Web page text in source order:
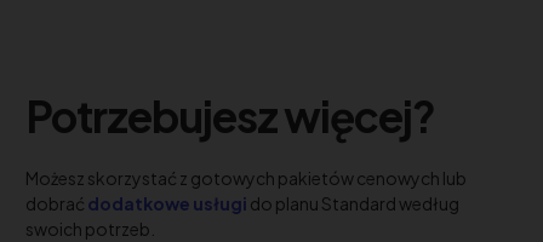
Potrzebujesz więcej?
Możesz skorzystać z gotowych pakietów cenowych lub
dobrać dodatkowe usługi do planu Standard według
swoich potrzeb.